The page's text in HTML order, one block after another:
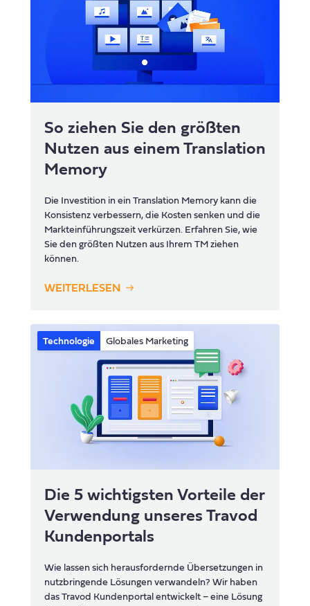
So ziehen Sie den größten
Nutzen aus einem Translation
Memory
Die Investition in ein Translation Memory kann die
Konsistenz verbessern, die Kosten senken und die
Markteinführungszeit verkürzen. Erfahren Sie, wie
Sie den größten Nutzen aus Ihrem TM ziehen
können.
WEITERLESEN
Technologie Globales Marketing
Die 5 wichtigsten Vorteile der
Verwendung unseres Travod
Kundenportals
Wie lassen sich herausfordernde Übersetzungen in
nutzbringende Lösungen verwandeln? Wir haben
das Travod Kundenportal entwickelt – eine Lösung